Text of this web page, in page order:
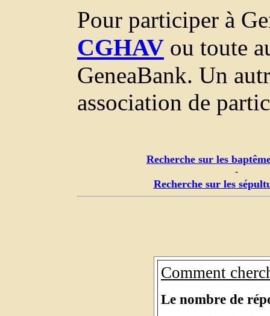
Pour participer à
CGHAV ou toute
GeneaBank. Un
association de
Recherche sur les
-
Recherche sur les
Comment
Le nombre de